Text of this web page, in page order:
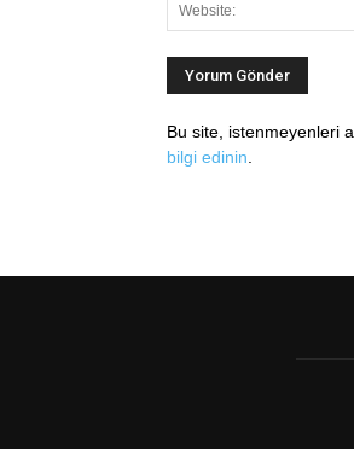
Bu site, istenmeyenleri
bilgi edinin